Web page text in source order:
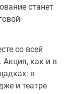
станет
со всей
Акция, как и в
в
и театре